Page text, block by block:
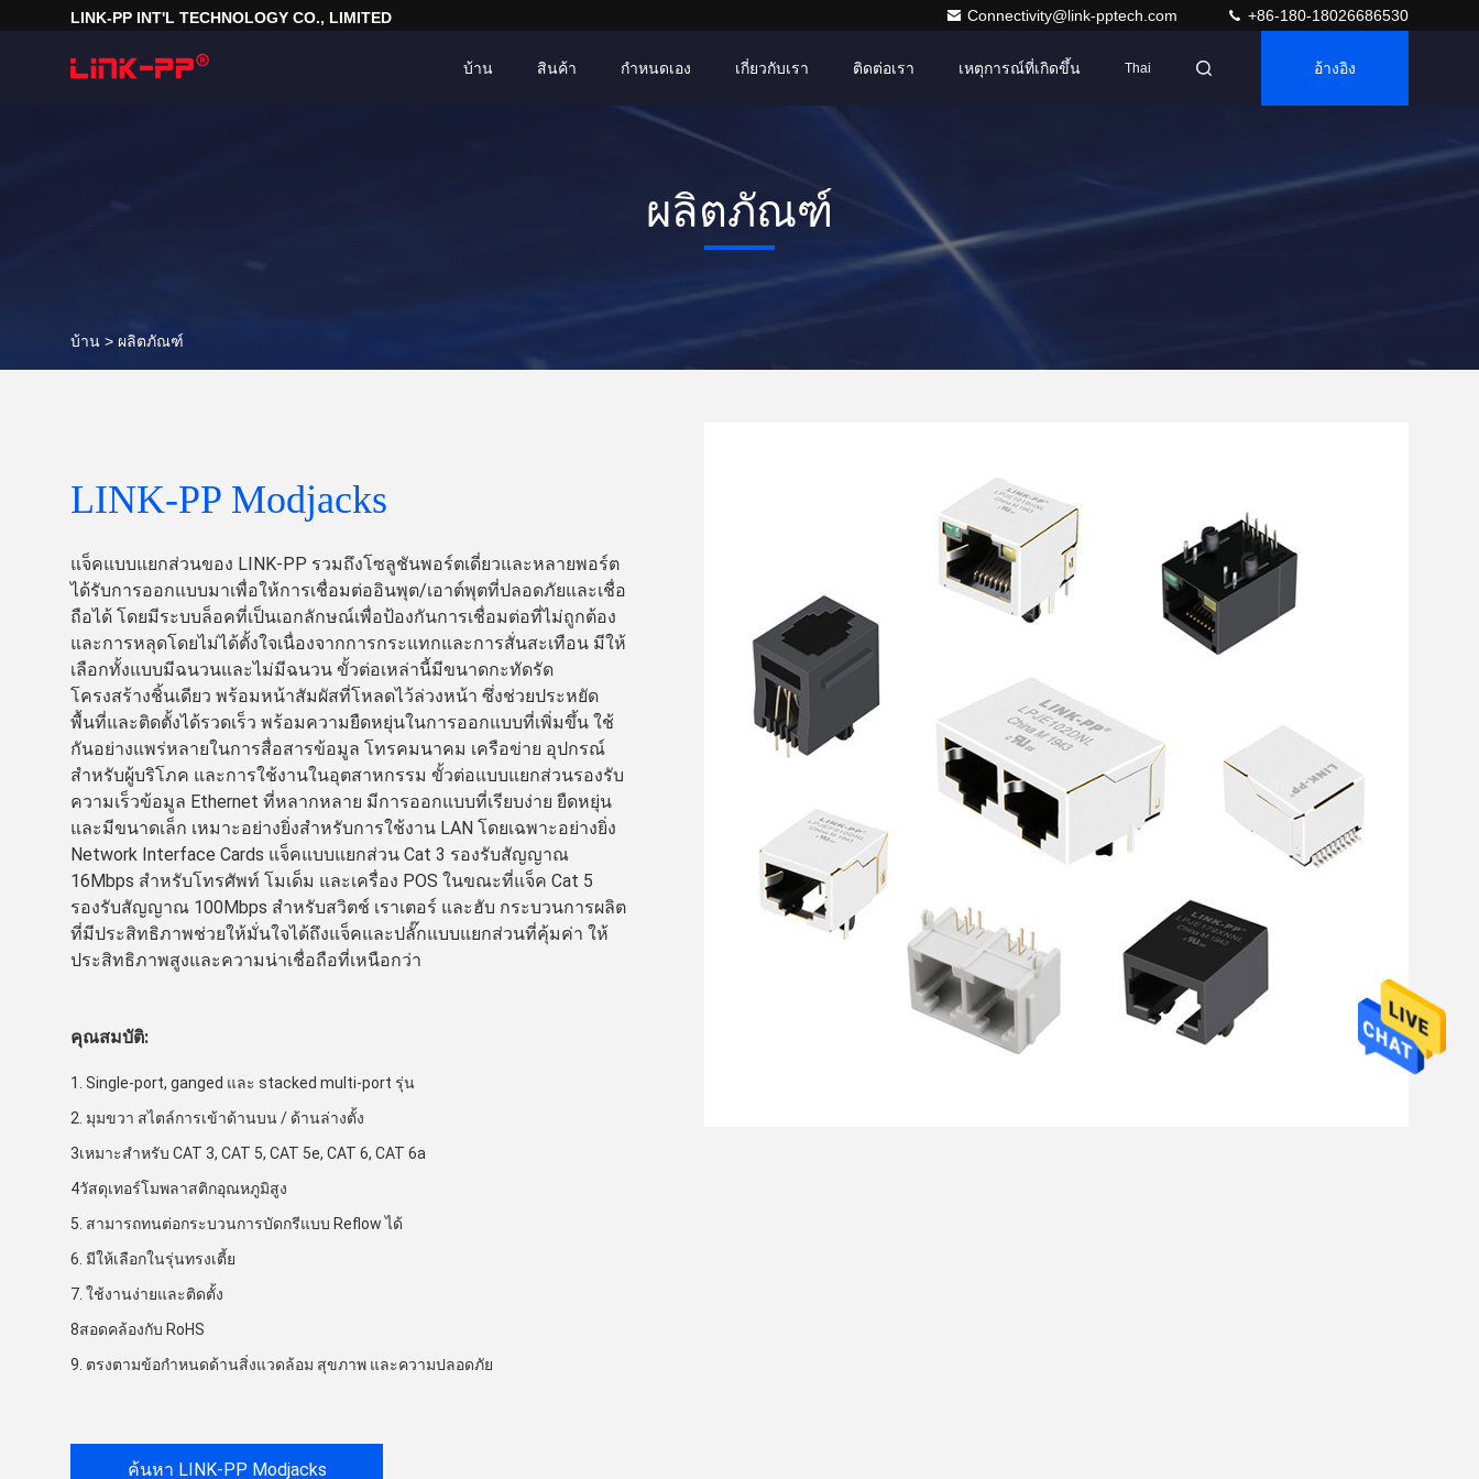
LINK-PP INT'L TECHNOLOGY CO., LIMITED Connectivity@link-pptech.com +86-180-18026686530
บ้าน สินค้า เกี่ยวกับเรา ติดต่อเรา เหตุการณ์ที่เกิดขึ้น
กำหนดเอง Thai อ้างอิง
ผลิตภัณฑ์
บ้าน > ผลิตภัณฑ์
LINK-PP Modjacks
แจ็คแบบแยกส่วนของ LINK-PP รวมถึงโซลูชันพอร์ตเดี่ยวและหลายพอร์ต
ได้รับการออกแบบมาเพื่อให้การเชื่อมต่ออินพุต/เอาต์พุตที่ปลอดภัยและเชื่อ
ถือได้ โดยมีระบบล็อคที่เป็นเอกลักษณ์เพื่อป้องกันการเชื่อมต่อที่ไม่ถูกต้อง
และการหลุดโดยไม่ได้ตั้งใจเนื่องจากการกระแทกและการสั่นสะเทือน มีให้
เลือกทั้งแบบมีฉนวนและไม่มีฉนวน ขั้วต่อเหล่านี้มีขนาดกะทัดรัด
โครงสร้างชิ้นเดียว พร้อมหน้าสัมผัสที่โหลดไว้ล่วงหน้า ซึ่งช่วยประหยัด
พื้นที่และติดตั้งได้รวดเร็ว พร้อมความยืดหยุ่นในการออกแบบที่เพิ่มขึ้น ใช้
กันอย่างแพร่หลายในการสื่อสารข้อมูล โทรคมนาคม เครือข่าย อุปกรณ์
สำหรับผู้บริโภค และการใช้งานในอุตสาหกรรม ขั้วต่อแบบแยกส่วนรองรับ
ความเร็วข้อมูล Ethernet ที่หลากหลาย มีการออกแบบที่เรียบง่าย ยืดหยุ่น
และมีขนาดเล็ก เหมาะอย่างยิ่งสำหรับการใช้งาน LAN โดยเฉพาะอย่างยิ่ง
Network Interface Cards แจ็คแบบแยกส่วน Cat 3 รองรับสัญญาณ
16Mbps สำหรับโทรศัพท์ โมเด็ม และเครื่อง POS ในขณะที่แจ็ค Cat 5
รองรับสัญญาณ 100Mbps สำหรับสวิตช์ เราเตอร์ และฮับ กระบวนการผลิต
ที่มีประสิทธิภาพช่วยให้มั่นใจได้ถึงแจ็คและปลั๊กแบบแยกส่วนที่คุ้มค่า ให้
ประสิทธิภาพสูงและความน่าเชื่อถือที่เหนือกว่า
คุณสมบัติ:
1. Single-port, ganged และ stacked multi-port รุ่น
2. มุมขวา สไตล์การเข้าด้านบน / ด้านล่างตั้ง
3เหมาะสําหรับ CAT 3, CAT 5, CAT 5e, CAT 6, CAT 6a
4วัสดุเทอร์โมพลาสติกอุณหภูมิสูง
5. สามารถทนต่อกระบวนการบัดกรีแบบ Reflow ได้
6. มีให้เลือกในรุ่นทรงเตี้ย
7. ใช้งานง่ายและติดตั้ง
8สอดคล้องกับ RoHS
9. ตรงตามข้อกำหนดด้านสิ่งแวดล้อม สุขภาพ และความปลอดภัย
ค้นหา LINK-PP Modjacks